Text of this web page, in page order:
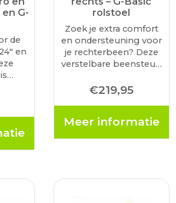
G-
de
en
mee
rolstoel
Zoek je extra comfort
en ondersteuning voor
je rechterbeen? Deze
verstelbare beensteun
de G-Basic rolstoel.
Hoekverstelbaar In
verstelbaar Voorzien
€219,95
Meer informatie